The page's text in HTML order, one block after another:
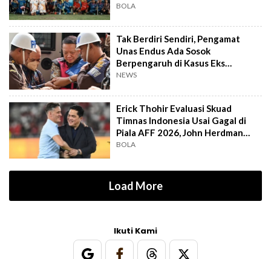
BOLA
Tak Berdiri Sendiri, Pengamat
Unas Endus Ada Sosok
Berpengaruh di Kasus Eks
Jampidsus
NEWS
Erick Thohir Evaluasi Skuad
Timnas Indonesia Usai Gagal di
Piala AFF 2026, John Herdman
Out?
BOLA
Load More
Ikuti Kami